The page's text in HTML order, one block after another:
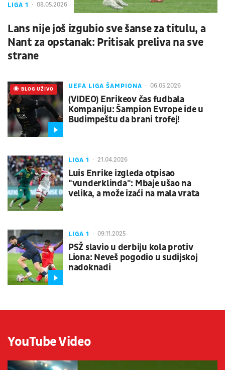
LIGA 1 08.05.2026
Lans nije još izgubio sve šanse za titulu, a
Nant za opstanak: Pritisak preliva na sve
strane
UEFA LIGA ŠAMPIONA 06.05.2026
(VIDEO) Enrikeov čas fudbala
Kompaniju: Šampion Evrope ide u
Budimpeštu da brani trofej!
UŽIVO
BLOG UŽIVO
LIGA 1 21.04.2026
Luis Enrike izgleda otpisao
"vunderklinda": Mbaje ušao na
velika, a može izaći na mala vrata
LIGA 1 09.11.2025
PSŽ slavio u derbiju kola protiv
Liona: Neveš pogodio u sudijskoj
nadoknadi
YouTube Video